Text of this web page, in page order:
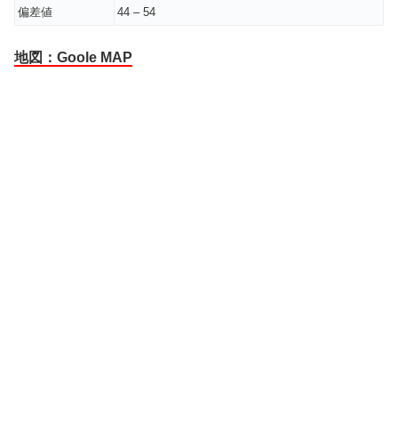
偏差値 44 – 54
地図：Goole MAP